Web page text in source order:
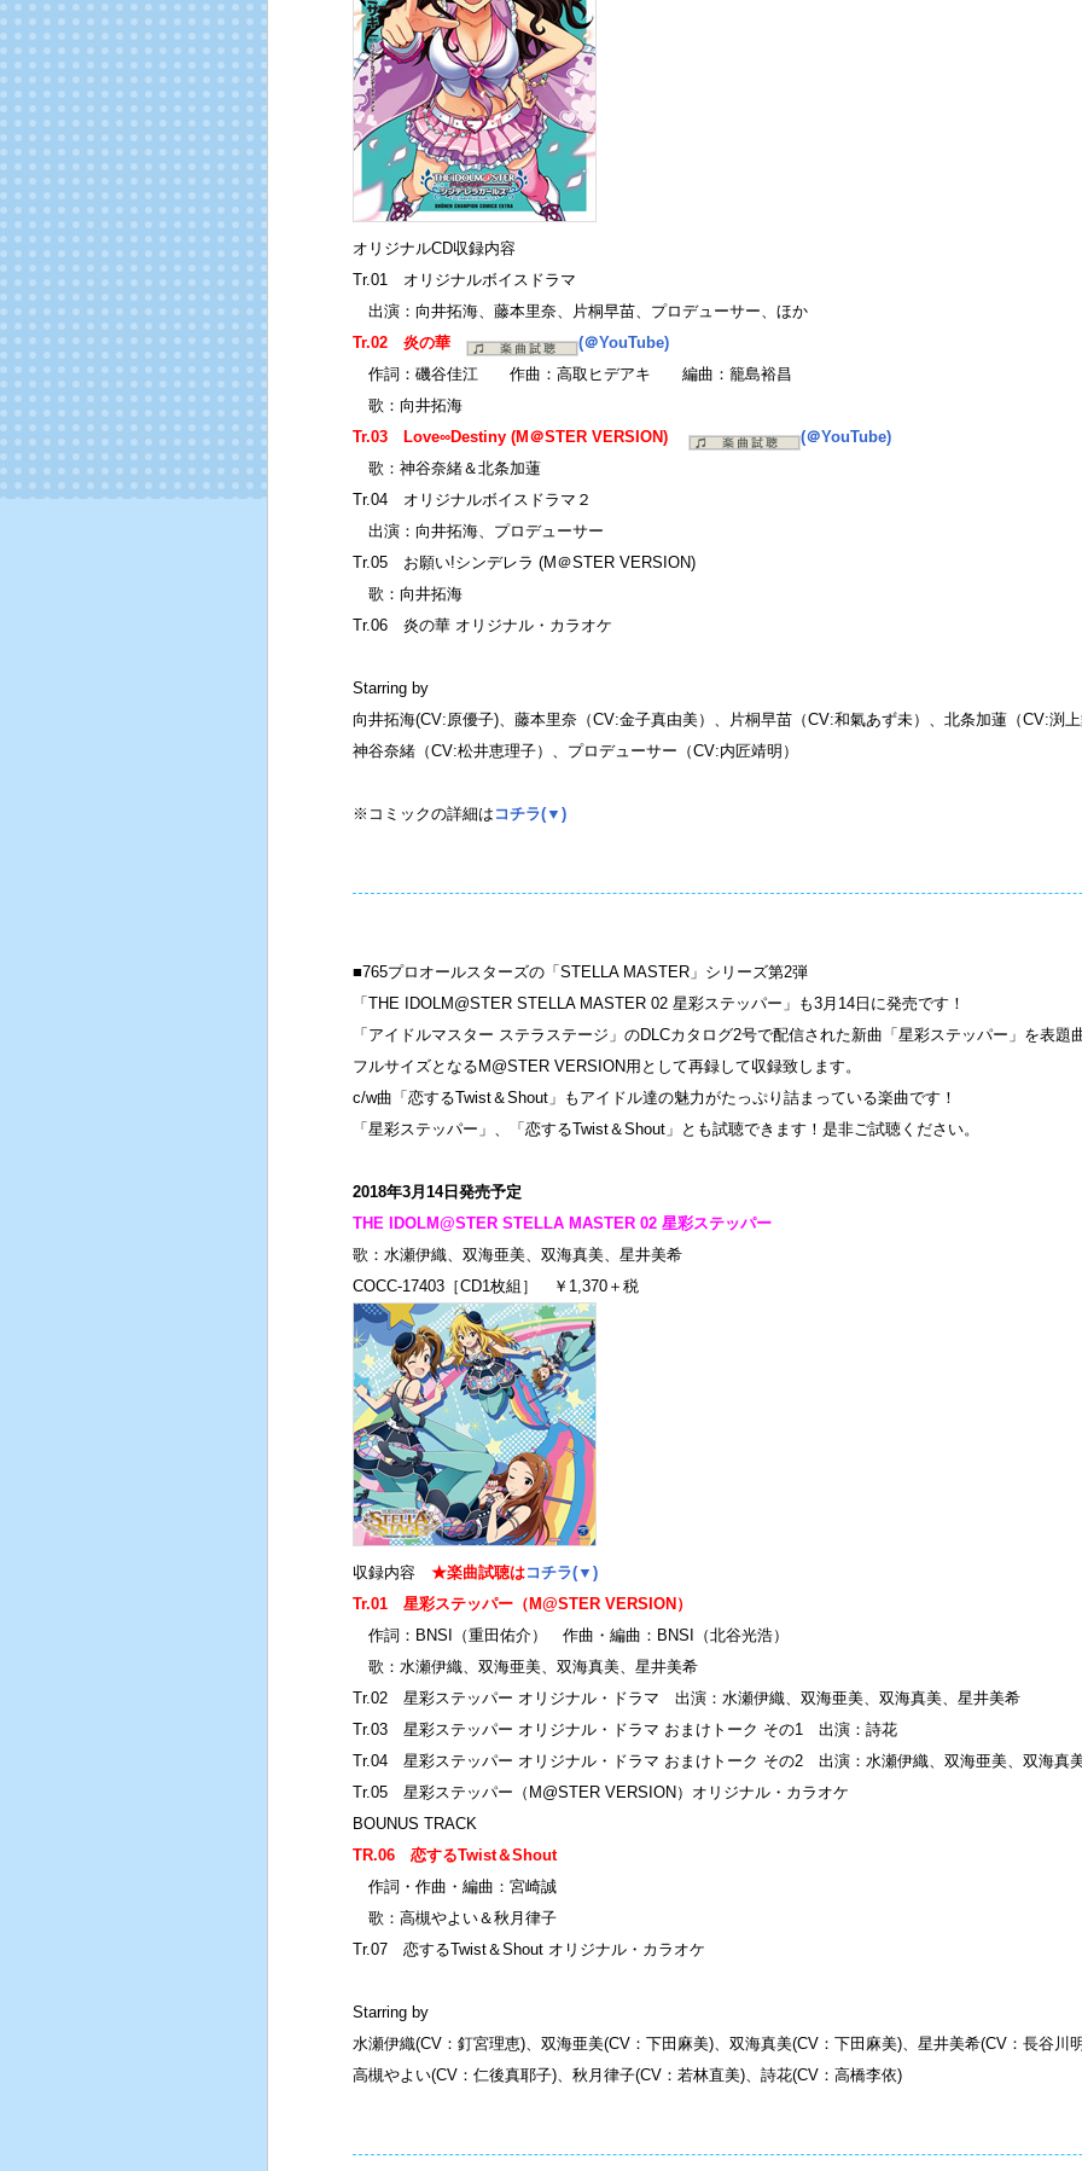
オリジナルCD収録内容
Tr.01 オリジナルボイスドラマ
出演：向井拓海、藤本里奈、片桐早苗、プロデューサー、ほか
Tr.02 炎の華
(＠YouTube)
作詞：磯谷佳江 作曲：高取ヒデアキ 編曲：籠島裕昌
歌：向井拓海
Tr.03 Love∞Destiny (M＠STER VERSION)
(＠YouTube)
歌：神谷奈緒＆北条加蓮
Tr.04 オリジナルボイスドラマ２
出演：向井拓海、プロデューサー
Tr.05 お願い!シンデレラ (M＠STER VERSION)
歌：向井拓海
Tr.06 炎の華 オリジナル・カラオケ
Starring by
向井拓海(CV:原優子)、藤本里奈（CV:金子真由美）、片桐早苗（CV:和氣あず未）、北条加蓮（CV:渕上
神谷奈緒（CV:松井恵理子）、プロデューサー（CV:内匠靖明）
※コミックの詳細は コチラ(▼)
■765プロオールスターズの「STELLA MASTER」シリーズ第2弾
「THE IDOLM@STER STELLA MASTER 02 星彩ステッパー」も3月14日に発売です！
「アイドルマスター ステラステージ」のDLCカタログ2号で配信された新曲「星彩ステッパー」を表題
フルサイズとなるM@STER VERSION用として再録して収録致します。
c/w曲「恋するTwist＆Shout」もアイドル達の魅力がたっぷり詰まっている楽曲です！
「星彩ステッパー」、「恋するTwist＆Shout」とも試聴できます！是非ご試聴ください。
2018年3月14日発売予定
THE IDOLM@STER STELLA MASTER 02 星彩ステッパー
歌：水瀬伊織、双海亜美、双海真美、星井美希
COCC-17403［CD1枚組］ ￥1,370＋税
収録内容 ★楽曲試聴はコチラ(▼ )
Tr.01 星彩ステッパー（M@STER VERSION）
作詞：BNSI（重田佑介） 作曲・編曲：BNSI（北谷光浩）
歌：水瀬伊織、双海亜美、双海真美、星井美希
Tr.02 星彩ステッパー オリジナル・ドラマ 出演：水瀬伊織、双海亜美、双海真美、星井美希
Tr.03 星彩ステッパー オリジナル・ドラマ おまけトーク その1 出演：詩花
Tr.04 星彩ステッパー オリジナル・ドラマ おまけトーク その2 出演：水瀬伊織、双海亜美、双海真
Tr.05 星彩ステッパー（M@STER VERSION）オリジナル・カラオケ
BOUNUS TRACK
TR.06 恋するTwist＆Shout
作詞・作曲・編曲：宮崎誠
歌：高槻やよい＆秋月律子
Tr.07 恋するTwist＆Shout オリジナル・カラオケ
Starring by
水瀬伊織(CV：釘宮理恵)、双海亜美(CV：下田麻美)、双海真美(CV：下田麻美)、星井美希(CV：長谷川明
高槻やよい(CV：仁後真耶子)、秋月律子(CV：若林直美)、詩花(CV：高橋李依)